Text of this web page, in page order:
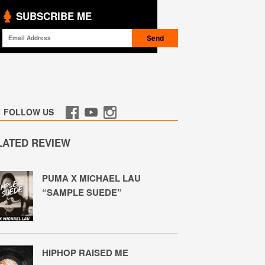
SUBSCRIBE ME
FOLLOW US
REVIEW
PUMA X MICHAEL LAU
“SAMPLE SUEDE”
HIPHOP RAISED ME